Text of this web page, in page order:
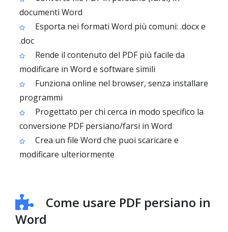
documenti Word
Esporta nei formati Word più comuni: .docx e
.doc
Rende il contenuto del PDF più facile da
modificare in Word e software simili
Funziona online nel browser, senza installare
programmi
Progettato per chi cerca in modo specifico la
conversione PDF persiano/farsi in Word
Crea un file Word che puoi scaricare e
modificare ulteriormente
Come usare PDF persiano in
Word